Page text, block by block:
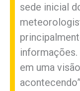
sede inicial
em uma